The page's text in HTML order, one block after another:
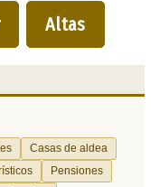
Altas